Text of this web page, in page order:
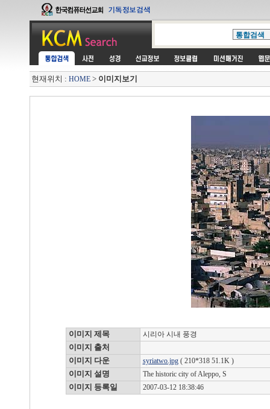
현재위치 : HOME > 이미지보기
이미지 제목 시리아 시내 풍경
이미지 출처
이미지 다운
syriatwo.jpg( 210*318 51.1K )
이미지 설명 The historic city of Aleppo, S
이미지 등록일 2007-03-12 18:38:46